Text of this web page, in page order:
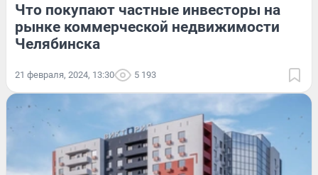
Что покупают частные инвесторы на
рынке коммерческой недвижимости
Челябинска
21 февраля, 2024, 13:30 5 193